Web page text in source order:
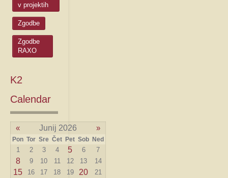
v projektih
Zgodbe
Zgodbe
RAXO
K2
Calendar
« Junij 2026 »
Pon Tor Sre Čet Pet Sob Ned
1 2 3 4 5 6 7
8 9 10 11 12 13 14
15 16 17 18 19 20 21